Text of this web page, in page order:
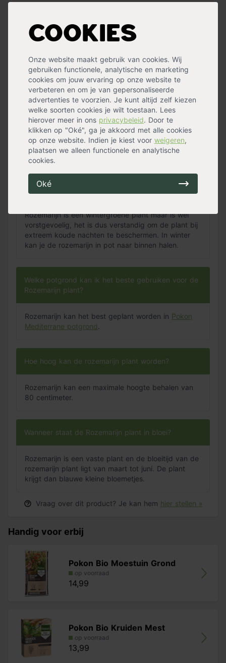
Cookies
Onze website maakt gebruik van cookies. Wij
gebruiken functionele, analytische en marketing
cookies om jouw ervaring op onze website te
verbeteren en om je van gepersonaliseerde
advertenties te voorzien. Je kunt altijd zelf kiezen
welke soorten cookies je wilt toestaan. Lees
hierover meer in ons privacybeleid. Door te
klikken op "Oké", ga je akkoord met alle cookies
op onze website. Indien je kiest voor weigeren,
plaatsen we alleen functionele en analytische
cookies.
Oké
einde van de ochtend op een zomerse dag droogt, de
Rozemarijn kan gebruikt worden als decoratieve
plant, maar is ook goed te gebruiken in de keuken.
Gebruik dit kruid bij bijvoorbeeld bij gebraden lams-
of varkensvlees, gehakt, saté en duif.
Hoe kan ik de Rozemarijn plant het beste
verzorgen?
De rozemarijn plant is een makkelijke plant om te
verzorgen, enkel bij droogte kan je de plant wat
extra water geven.
Rozemarijn is een wintergroene plant maar is wel
vorstgevoelig, het is dus verstandig om de plant bij
extreem koude nachten te beschermen. In winter
kan je de rozemarijn in pot naar binnen halen.
Welke potgrond kan ik het beste gebruiken voor de
Rozemarijn plant?
Rozemarijn kan het best geplant worden in Pokon
Mediterrane potgrond
Hoe hoog kan de rozemarijn plant worden?
Rozemarijn kan een maximale hoogte behalen van
80 centimeter.
Wanneer staat de Rozemarijn plant in bloei?
Rozemarijn is een vaste plant en de bloeitijd van de
rozemarijn plant ligt van maart tot juni. De plant
krijgt dan blauwe kleine bloemetjes.
Vraag over dit product? Je kan hem hier stellen »
Handig voor erbij
Pokon Bio Moestuin Grond
op voorraad
14,99
Pokon Bio Kruiden Mest
op voorraad
13,99